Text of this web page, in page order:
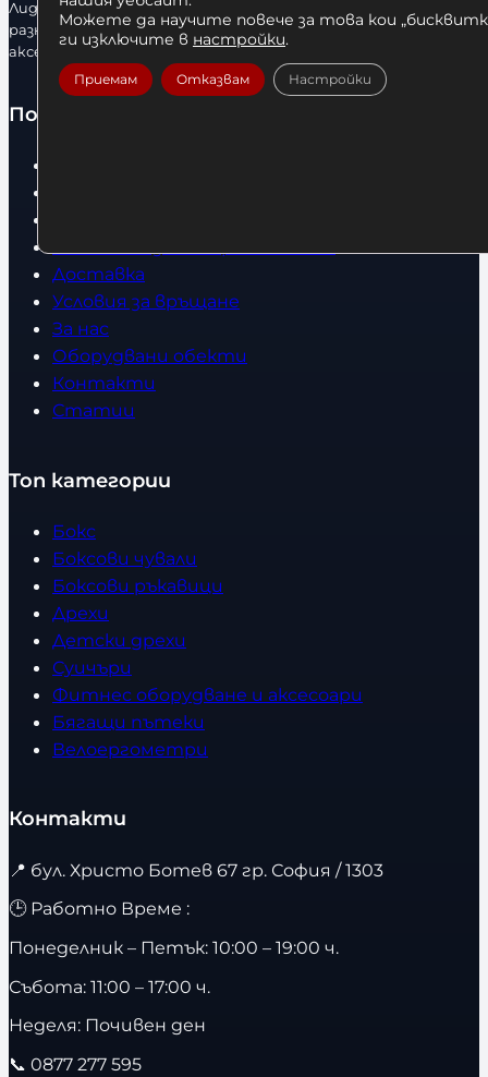
Лидерфитнес е водещ вносител и представител на голямо
разнообразие от бойна екипировка, фитнес уреди и
аксесоари.
Полезно
Доставка
Условия за връщане
За нас
Оборудвани обекти
Контакти
Статии
Топ категории
Бокс
Боксови чували
Боксови ръкавици
Дрехи
Детски дрехи
Суичъри
Фитнес оборудване и аксесоари
Бягащи пътеки
Велоергометри
Контакти
📍 бул. Христо Ботев 67 гр. София / 1303
🕒 Работно Време :
Понеделник – Петък: 10:00 – 19:00 ч.
Събота: 11:00 – 17:00 ч.
Неделя: Почивен ден
📞 0877 277 595
Можете да научите повече за това кои
ги изключите в настройки.
Приемам Отказвам Настройки